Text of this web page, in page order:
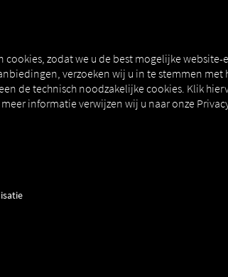
cookies, zodat we u de best mogelijke
verzoeken wij u in te stemmen
de technisch noodzakelijke cookies. Klik
informatie verwijzen wij u naar onze